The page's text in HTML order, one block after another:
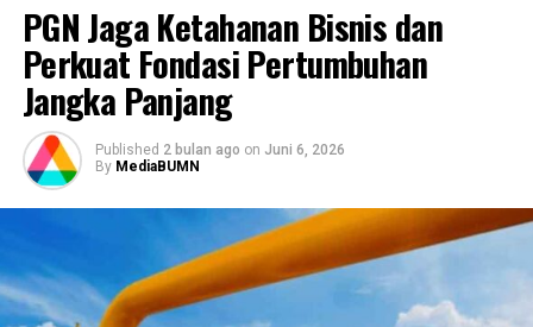
PGN Jaga Ketahanan Bisnis dan
Perkuat Fondasi Pertumbuhan
Jangka Panjang
Published 2 bulan ago on Juni 6, 2026
By MediaBUMN